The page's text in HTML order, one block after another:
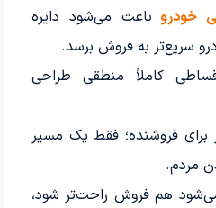
خودرو باعث می‌شود دایره
سریع‌تر به فروش برسد.
کاملاً منطقی طراحی
برای فروشنده؛ فقط یک مسیر
مردم.
هم فروش راحت‌تر شود،